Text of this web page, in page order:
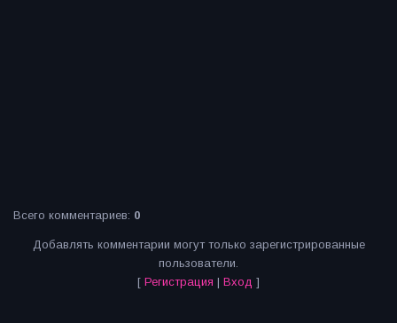
Всего комментариев: 0
Добавлять комментарии могут только зарегистрированные
пользователи.
[ Регистрация | Вход ]